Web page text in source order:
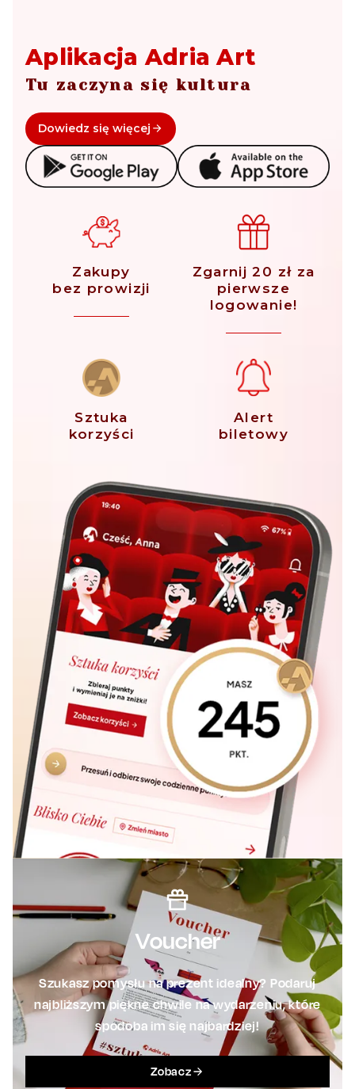
Aplikacja Adria Art
Tu zaczyna się kultura
Dowiedz się więcej
Zakupy
bez prowizji
Zgarnij 20 zł za
pierwsze
logowanie!
Sztuka
korzyści
Alert
biletowy
Voucher
Szukasz pomysłu na prezent idealny? Podaruj
najbliższym piękne chwile na wydarzeniu, które
spodoba im się najbardziej!
Zobacz